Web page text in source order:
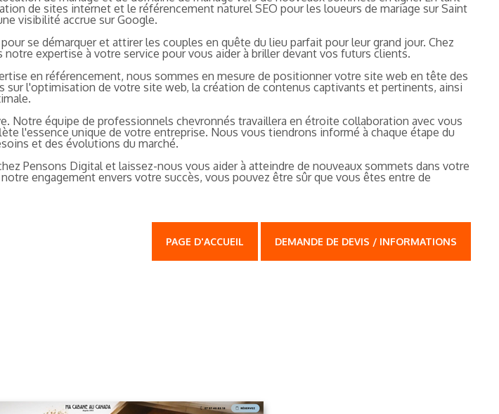
de sites internet et le référencement naturel SEO pour les loueurs de mariage sur Saint
visibilité accrue sur Google.
se démarquer et attirer les couples en quête du lieu parfait pour leur grand jour. Chez
expertise à votre service pour vous aider à briller devant vos futurs clients.
en référencement, nous sommes en mesure de positionner votre site web en tête des
l'optimisation de votre site web, la création de contenus captivants et pertinents, ainsi
Notre équipe de professionnels chevronnés travaillera en étroite collaboration avec vous
l'essence unique de votre entreprise. Nous vous tiendrons informé à chaque étape du
et des évolutions du marché.
Pensons Digital et laissez-nous vous aider à atteindre de nouveaux sommets dans votre
engagement envers votre succès, vous pouvez être sûr que vous êtes entre de
PAGE D'ACCUEIL DEMANDE DE DEVIS / INFORMATIONS